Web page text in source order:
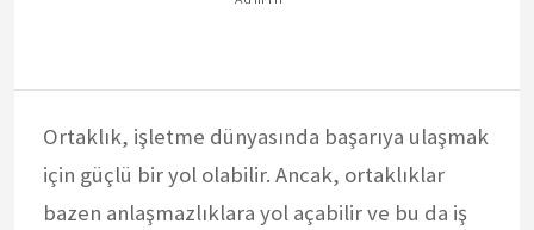
Ortaklık, işletme dünyasında başarıya ulaşmak
için güçlü bir yol olabilir. Ancak, ortaklıklar
bazen anlaşmazlıklara yol açabilir ve bu da iş